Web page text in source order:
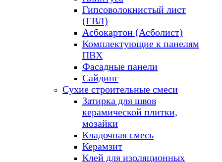
Гипсоволокнистый лист
(ГВЛ)
Асбокартон (Асболист)
Комплектующие к панелям
ПВХ
Фасадные панели
Сайдинг
Сухие строительные смеси
Затирка для швов
керамической плитки,
мозайки
Кладочная смесь
Керамзит
Клей для изоляционных